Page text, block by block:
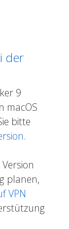
der
9
macOS
bitte
.
planen,
VPN